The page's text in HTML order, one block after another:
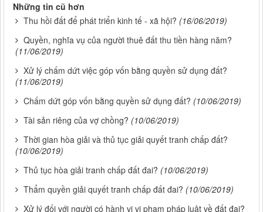
Những tin cũ hơn
Thu hồi đất để phát triển kinh tế - xã hội? (16/06/2019)
Quyền, nghĩa vụ của người thuê đất thu tiền hàng năm?
(11/06/2019)
Xử lý chấm dứt việc góp vốn bằng quyền sử dụng đất?
(11/06/2019)
Chấm dứt góp vốn bằng quyền sử dụng đất? (10/06/2019)
Tài sản riêng của vợ chồng? (10/06/2019)
Thời gian hòa giải và thủ tục giải quyết tranh chấp đất?
(10/06/2019)
Thủ tục hòa giải tranh chấp đất đai? (10/06/2019)
Thẩm quyền giải quyết tranh chấp đất đai? (10/06/2019)
Xử lý đối với người có hành vi vi phạm pháp luật về đất đai?